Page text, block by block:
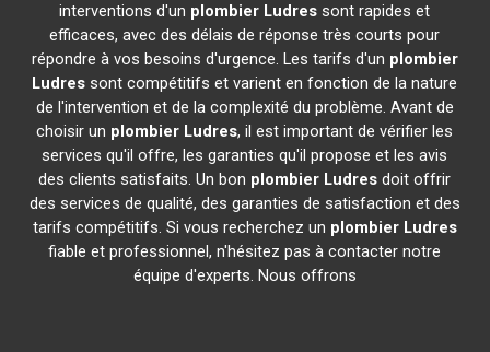
interventions d'un plombier Ludres sont rapides et
efficaces, avec des délais de réponse très courts pour
répondre à vos besoins d'urgence. Les tarifs d'un plombier
Ludres sont compétitifs et varient en fonction de la nature
de l'intervention et de la complexité du problème. Avant de
choisir un plombier Ludres, il est important de vérifier les
services qu'il offre, les garanties qu'il propose et les avis
des clients satisfaits. Un bon plombier Ludres doit offrir
des services de qualité, des garanties de satisfaction et des
tarifs compétitifs. Si vous recherchez un plombier Ludres
fiable et professionnel, n'hésitez pas à contacter notre
équipe d'experts. Nous offrons